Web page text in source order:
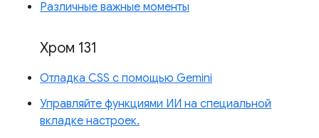
Различные важные моменты
Хром 131
Отладка CSS с помощью Gemini
Управляйте функциями ИИ на специальной
вкладке настроек.